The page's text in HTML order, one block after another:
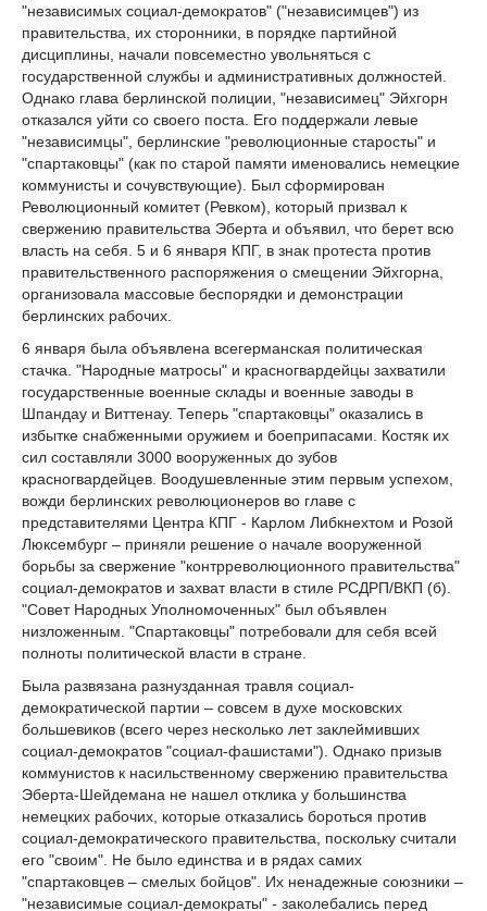
"независимых социал-демократов" ("независимцев") из
правительства, их сторонники, в порядке партийной
дисциплины, начали повсеместно увольняться с
государственной службы и административных должностей.
Однако глава берлинской полиции, "независимец" Эйхгорн
отказался уйти со своего поста. Его поддержали левые
"независимцы", берлинские "революционные старосты" и
"спартаковцы" (как по старой памяти именовались немецкие
коммунисты и сочувствующие). Был сформирован
Революционный комитет (Ревком), который призвал к
свержению правительства Эберта и объявил, что берет всю
власть на себя. 5 и 6 января КПГ, в знак протеста против
правительственного распоряжения о смещении Эйхгорна,
организовала массовые беспорядки и демонстрации
берлинских рабочих.
6 января была объявлена всегерманская политическая
стачка. "Народные матросы" и красногвардейцы захватили
государственные военные склады и военные заводы в
Шпандау и Виттенау. Теперь "спартаковцы" оказались в
избытке снабженными оружием и боеприпасами. Костяк их
сил составляли 3000 вооруженных до зубов
красногвардейцев. Воодушевленные этим первым успехом,
вожди берлинских революционеров во главе с
представителями Центра КПГ - Карлом Либкнехтом и Розой
Люксембург – приняли решение о начале вооруженной
борьбы за свержение "контрреволюционного правительства"
социал-демократов и захват власти в стиле РСДРП/ВКП (б).
"Совет Народных Уполномоченных" был объявлен
низложенным. "Спартаковцы" потребовали для себя всей
полноты политической власти в стране.
Была развязана разнузданная травля социал-
демократической партии – совсем в духе московских
большевиков (всего через несколько лет заклеймивших
социал-демократов "социал-фашистами"). Однако призыв
коммунистов к насильственному свержению правительства
Эберта-Шейдемана не нашел отклика у большинства
немецких рабочих, которые отказались бороться против
социал-демократического правительства, поскольку считали
его "своим". Не было единства и в рядах самих
"спартаковцев – смелых бойцов". Их ненадежные союзники –
"независимые социал-демократы" - заколебались перед